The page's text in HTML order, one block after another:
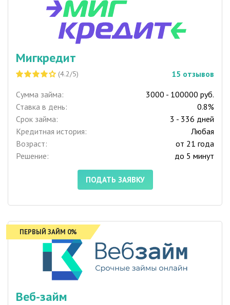
Мигкредит
(4.2/5) 15 отзывов
Сумма займа:
3000 - 100000 руб.
Ставка в день:
0.8%
Срок займа:
3 - 336 дней
Кредитная история:
Любая
Возраст:
от 21 года
Решение:
до 5 минут
ПОДАТЬ ЗАЯВКУ
ПЕРВЫЙ ЗАЙМ 0%
Веб-займ